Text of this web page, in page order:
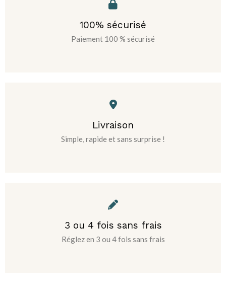
100% sécurisé
Paiement 100 % sécurisé
Livraison
Simple, rapide et sans surprise !
3 ou 4 fois sans frais
Réglez en 3 ou 4 fois sans frais